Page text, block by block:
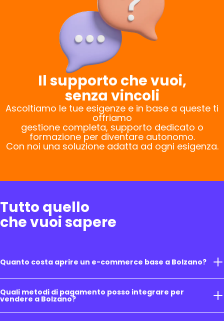
Il supporto che vuoi,
senza vincoli
Ascoltiamo le tue esigenze e in base a queste ti
offriamo
gestione completa, supporto dedicato o
formazione per diventare autonomo.
Con noi una soluzione adatta ad ogni esigenza.
Tutto quello
che vuoi sapere
Quanto costa aprire un e-commerce base a Bolzano?
Quali metodi di pagamento posso integrare per
vendere a Bolzano?